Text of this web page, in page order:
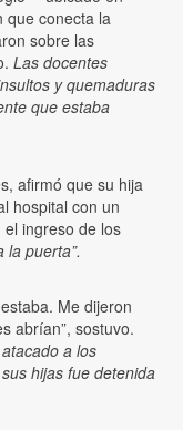
conecta la
sobre las
Las docentes
y quemaduras
que estaba
afirmó que su hija
hospital con un
ingreso de los
la puerta”.
Me dijeron
abrían”, sostuvo.
a los
hijas fue detenida